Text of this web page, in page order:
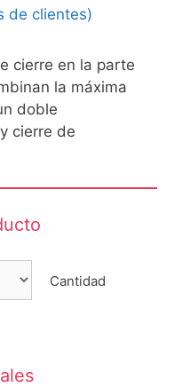
de clientes)
cierre en la parte
la máxima
doble
cierre de
Cantidad